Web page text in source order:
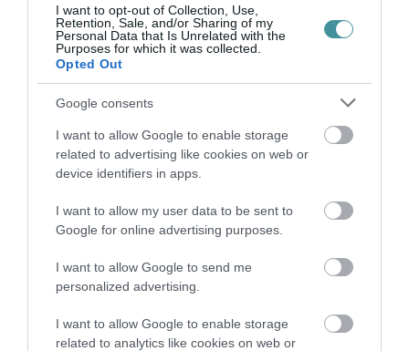
I want to opt-out of Collection, Use,
Retention, Sale, and/or Sharing of my
Personal Data that Is Unrelated with the
Purposes for which it was collected.
Opted Out
Google consents
I want to allow Google to enable storage
related to advertising like cookies on web or
device identifiers in apps.
I want to allow my user data to be sent to
Google for online advertising purposes.
I want to allow Google to send me
personalized advertising.
I want to allow Google to enable storage
related to analytics like cookies on web or
hogy a tőlük független szerkesztőségek
úsznak a pénzben ez közel sincs is.
Amennyiben neked is fontos, hogy sokáig
legyen még a hatalmat ellenőrző hang, akkor
támogast adománnyal a mi munkánkat is
segítő Nemzeti Újságírók Demokratikus
Egyesületét.
Adományodat ide utalhatod: 10918001-
00000113-44920004.
Köszönjük!